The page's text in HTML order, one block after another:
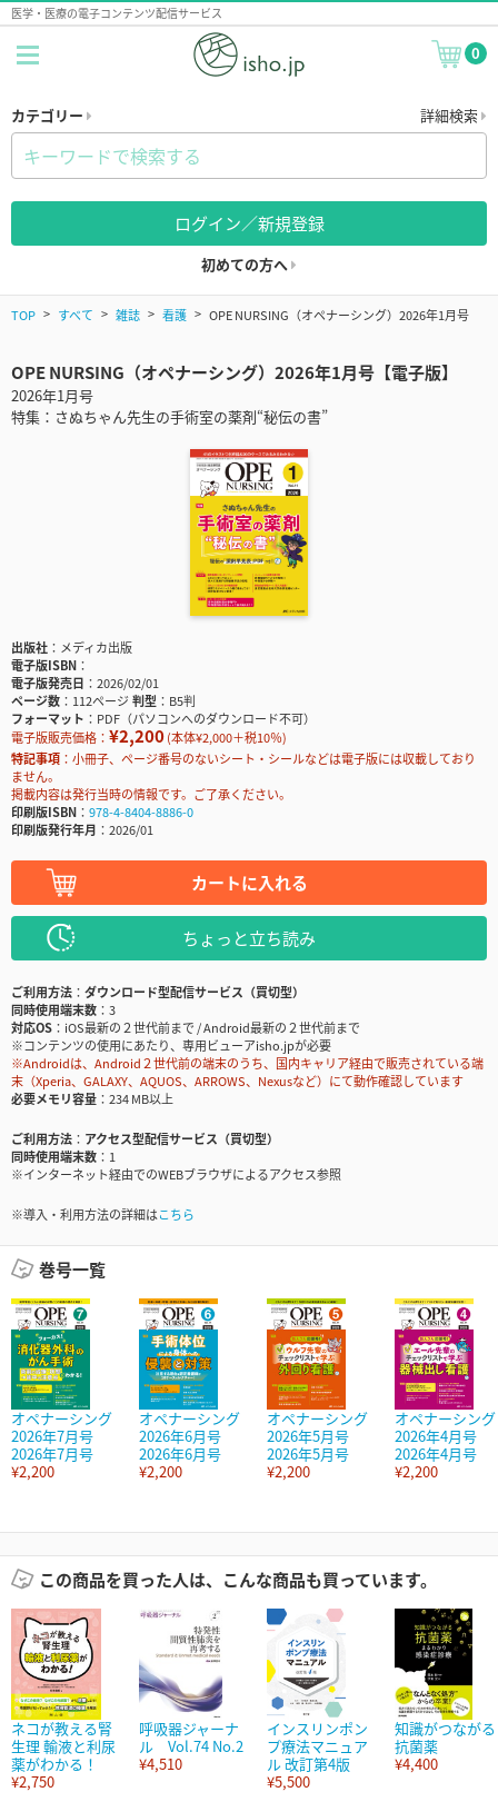
医学・医療の電子コンテンツ配信サービス
0
カテゴリー 詳細検索
ログイン／新規登録
初めての方へ
TOP すべて 雑誌 看護 OPE NURSING（オペナーシング）2026年1月号
OPE NURSING（オペナーシング）2026年1月号【電子版】
2026年1月号
特集：さぬちゃん先生の手術室の薬剤“秘伝の書”
出版社
メディカ出版
電子版ISBN
電子版発売日
2026/02/01
ページ数
112ページ判型
B5判
フォーマット
PDF（パソコンへのダウンロード不可）
電子版販売価格： ¥2,200(本体¥2,000＋税10％)
特記事項
小冊子、ページ番号のないシート・シールなどは電子版には収載しており
ません。
掲載内容は発行当時の情報です。ご了承ください。
印刷版ISBN
978-4-8404-8886-0
印刷版発行年月
2026/01
カートに入れる
ちょっと立ち読み
ご利用方法
ダウンロード型配信サービス（買切型）
同時使用端末数
3
対応OS
iOS最新の２世代前まで / Android最新の２世代前まで
※コンテンツの使用にあたり、専用ビューアisho.jpが必要
※Androidは、Android２世代前の端末のうち、国内キャリア経由で販売されている端
末（Xperia、GALAXY、AQUOS、ARROWS、Nexusなど）にて動作確認しています
必要メモリ容量
234 MB以上
ご利用方法
アクセス型配信サービス（買切型）
同時使用端末数
1
※インターネット経由でのWEBブラウザによるアクセス参照
※導入・利用方法の詳細はこちら
巻号一覧
オペナーシング
2026年7月号
2026年7月号
¥2,200
オペナーシング
2026年6月号
2026年6月号
¥2,200
オペナーシング
2026年5月号
2026年5月号
¥2,200
オペナーシング
2026年4月号
2026年4月号
¥2,200
この商品を買った人は、こんな商品も買っています。
ネコが教える腎
生理 輸液と利尿
薬がわかる！
¥2,750
呼吸器ジャーナ
ル Vol.74 No.2
¥4,510
インスリンポン
プ療法マニュア
ル 改訂第4版
¥5,500
知識がつながる
抗菌薬
¥4,400